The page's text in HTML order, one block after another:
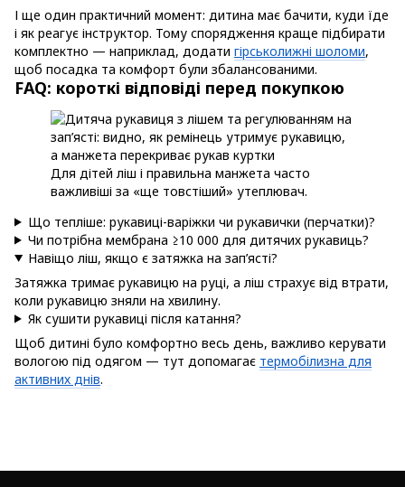
І ще один практичний момент: дитина має бачити, куди їде
і як реагує інструктор. Тому спорядження краще підбирати
комплектно — наприклад, додати гірськолижні шоломи,
щоб посадка та комфорт були збалансованими.
FAQ: короткі відповіді перед покупкою
Для дітей ліш і правильна манжета часто
важливіші за «ще товстіший» утеплювач.
Що тепліше: рукавиці-варіжки чи рукавички (перчатки)?
Чи потрібна мембрана ≥10 000 для дитячих рукавиць?
Навіщо ліш, якщо є затяжка на зап’ясті?
Затяжка тримає рукавицю на руці, а ліш страхує від втрати,
коли рукавицю зняли на хвилину.
Як сушити рукавиці після катання?
Щоб дитині було комфортно весь день, важливо керувати
вологою під одягом — тут допомагає термобілизна для
активних днів.